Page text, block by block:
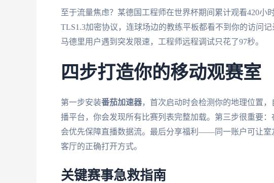
至于流量焦虑？某德国工程师在世界杯期间累计观看420
TLS1.3加密协议，连球场边的教练平板都看不到你的访问
马德里用户遇到突发限速，工程师远程调试只花了97秒。
四步打造你的移动观赛室
第一步安装番茄加速器，首次启动时会检测你的地理位置
播平台，你会发现所有比赛列表完整加载。第三步很重要
会优先保障直播数据流。最后分享福利——同一账户可让室
客厅的正确打开方式。
关键赛事急救指南